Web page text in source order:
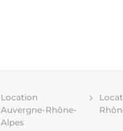
Location
Auvergne-Rhône-
Alpes